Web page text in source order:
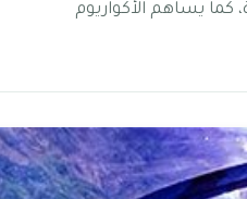
يساهم الأكواريوم